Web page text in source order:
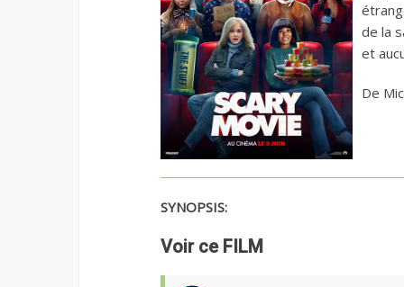
de la
et
De
SYNOPSIS:
Voir ce FILM